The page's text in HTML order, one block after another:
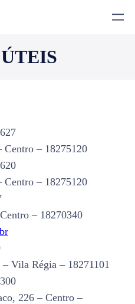
Centro – 18275120
Centro – 18275120
– 18270340
Vila Régia – 18271101
226 – Centro –